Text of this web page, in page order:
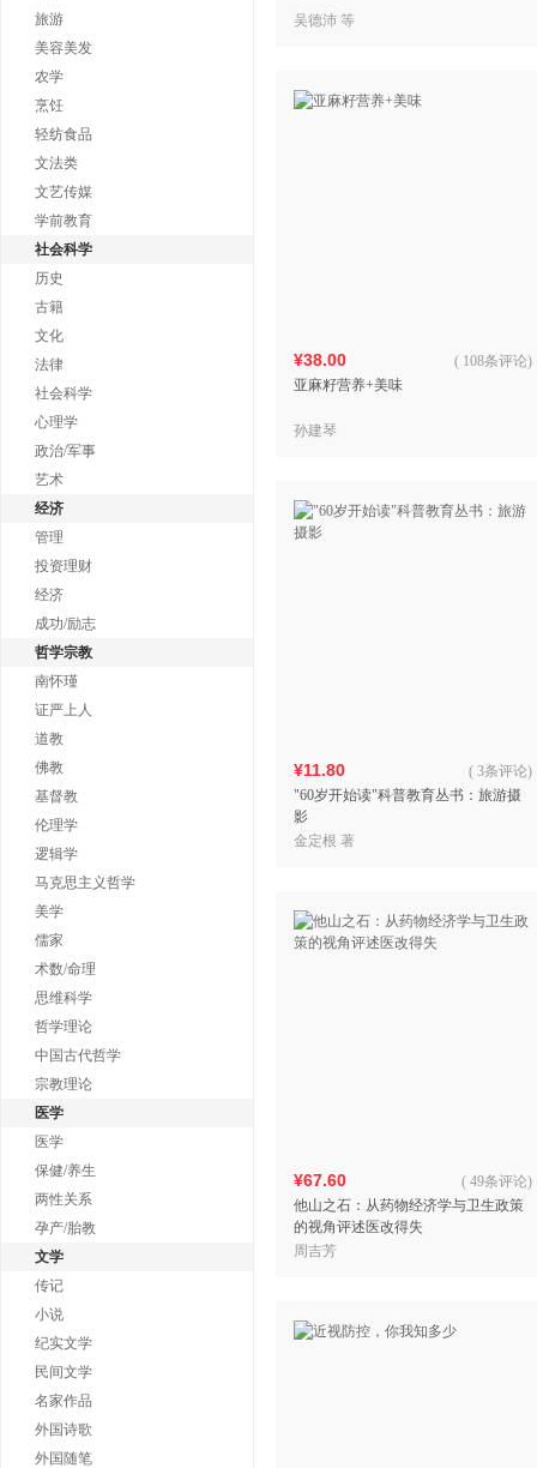
旅游
美容美发
农学
烹饪
轻纺食品
文法类
文艺传媒
学前教育
社会科学
历史
古籍
文化
法律
社会科学
心理学
政治/军事
艺术
经济
管理
投资理财
经济
成功/励志
哲学宗教
南怀瑾
证严上人
道教
佛教
基督教
伦理学
逻辑学
马克思主义哲学
美学
儒家
术数/命理
思维科学
哲学理论
中国古代哲学
宗教理论
医学
医学
保健/养生
两性关系
孕产/胎教
文学
传记
小说
纪实文学
民间文学
名家作品
外国诗歌
外国随笔
吴德沛 等
¥38.00
亚麻籽营养+美味
( 108条评论)
孙建琴
¥11.80
"60岁开始读"科普教育丛书：旅游摄
影
( 3条评论)
金定根 著
¥67.60
他山之石：从药物经济学与卫生政策
的视角评述医改得失
( 49条评论)
周吉芳